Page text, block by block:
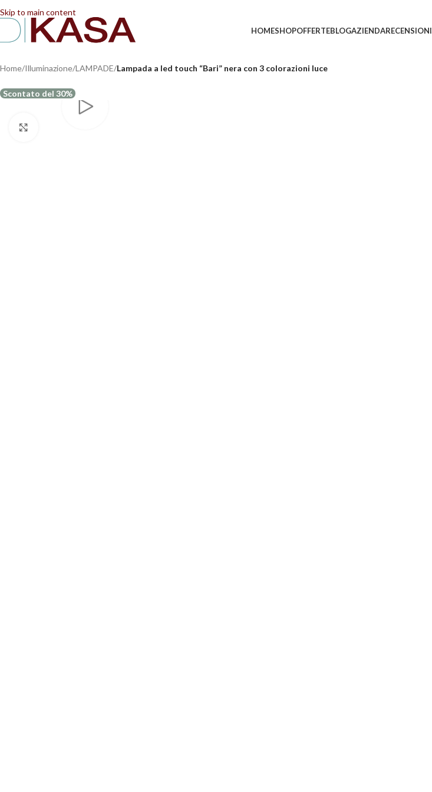
Skip to main content
HOMESHOPOFFERTEBLOGAZIENDARECENSIONI
Home/Illuminazione/LAMPADE/Lampada a led touch “Bari” nera con 3 colorazioni luce
Scontato del 30%